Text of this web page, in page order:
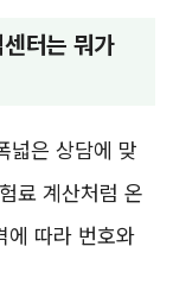
터는 뭐가
넓은 상담에 맞
료 계산처럼 온
에 따라 번호와